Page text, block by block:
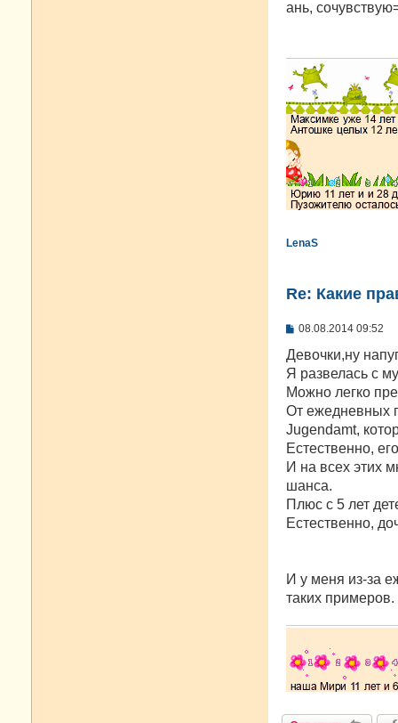
о
н
и
е
ань,
LenaS
Re: Какие
С
о
б
щ
е
и
е
08.08.2014 09:52
Девочки,ну
Я развелась с
Можно легко
От ежедневных
Jugendamt,
Естественно,
И на всех этих
шанса.
Плюс с 5 лет
Естественно,
И у меня из-за
таких примеров.